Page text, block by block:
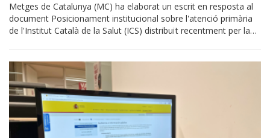
Metges de Catalunya (MC) ha elaborat un escrit en resposta al
document Posicionament institucional sobre l'atenció primària
de l'Institut Català de la Salut (ICS) distribuït recentment per la…